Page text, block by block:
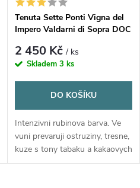
Tenuta Sette Ponti Vigna del
Impero Valdarni di Sopra DOC
2 450 Kč/ ks
Skladem 3 ks
DO KOŠÍKU
Intenzivni rubinova barva. Ve
vuni prevaruji ostruziny, tresne,
kuze s tony tabaku a kakaovych
bobu. Plne a vyvazene.